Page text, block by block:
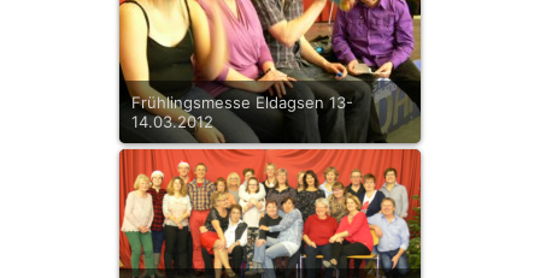
Frühlingsmesse Eldagsen 13-
14.03.2012